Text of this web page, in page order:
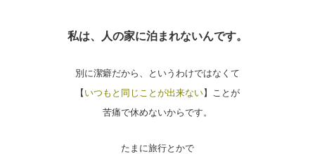
私は、人の家に泊まれないんです。
別に潔癖だから、というわけではなくて
【 いつもと同じことが出来ない】ことが
苦痛で休めないからです。
たまに旅行とかで